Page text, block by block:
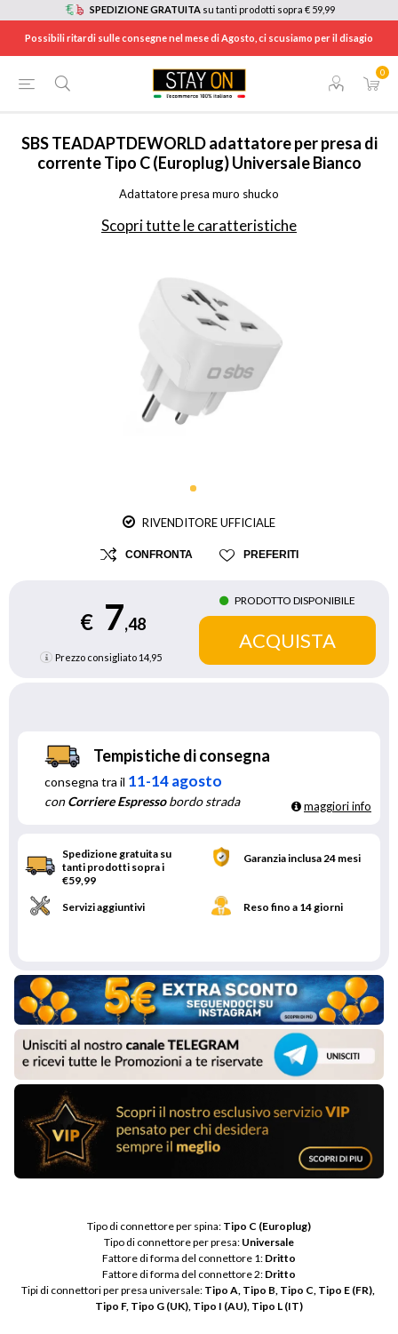
SPEDIZIONE GRATUITA su tanti prodotti sopra € 59,99
Possibili ritardi sulle consegne nel mese di Agosto, ci scusiamo per il disagio
0
ELETTRODOMESTICI / ILLUMINAZIONE E MATERIALE ELETTRICO
SBS TEADAPTDEWORLD adattatore per presa di
corrente Tipo C (Europlug) Universale Bianco
Adattatore presa muro shucko
Scopri tutte le caratteristiche
RIVENDITORE UFFICIALE
CONFRONTA PREFERITI
€ 7,48
Prezzo consigliato 14,95
PRODOTTO DISPONIBILE
Tempistiche di consegna
consegna tra il 11-14 agosto
conCorriere Espressobordo strada maggiori info
Spedizione gratuita su
tanti prodotti sopra i
€59,99
Garanzia inclusa 24 mesi
Servizi aggiuntivi Reso fino a 14 giorni
Tipo di connettore per spina: Tipo C (Europlug)
Tipo di connettore per presa: Universale
Fattore di forma del connettore 1: Dritto
Fattore di forma del connettore 2: Dritto
Tipi di connettori per presa universale: Tipo A, Tipo B, Tipo C, Tipo E (FR),
Tipo F, Tipo G (UK), Tipo I (AU), Tipo L (IT)